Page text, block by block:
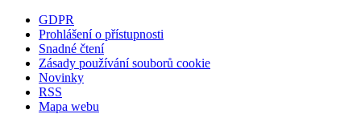
GDPR
Prohlášení o přístupnosti
Snadné čtení
Zásady používání souborů cookie
Novinky
RSS
Mapa webu